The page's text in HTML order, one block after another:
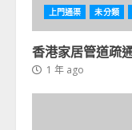
上門通渠 未分類
香港家居管道疏
1 年 ago